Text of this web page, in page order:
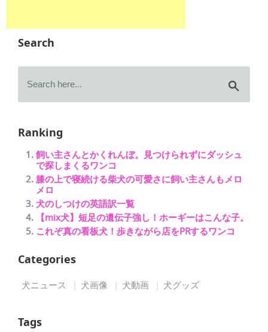
Search
Ranking
飼い主さんとかくれんぼ。見つけられずにダッシュ
で探しまくるワンコ
膝の上で寝続ける柴犬の可愛さに飼い主さんもメロ
メロ
犬のしつけの英語訳一覧
【mix犬】短足の遺伝子強し！ホーギーはこんな子。
これぞ真の看板犬！歩きながら店をPRするワンコ
Categories
犬ニュース 犬画像 犬動画 犬グッズ
Tags